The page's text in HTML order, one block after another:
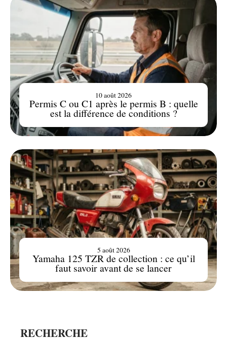
Permis C ou C1 après le permis B : quelle
est la différence de conditions ?
10 août 2026
Yamaha 125 TZR de collection : ce qu’il
faut savoir avant de se lancer
5 août 2026
RECHERCHE